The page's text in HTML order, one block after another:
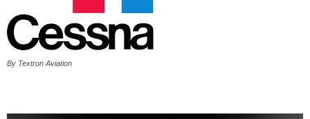
By Textron Aviation